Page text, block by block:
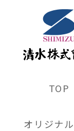
TOP
オリジナ